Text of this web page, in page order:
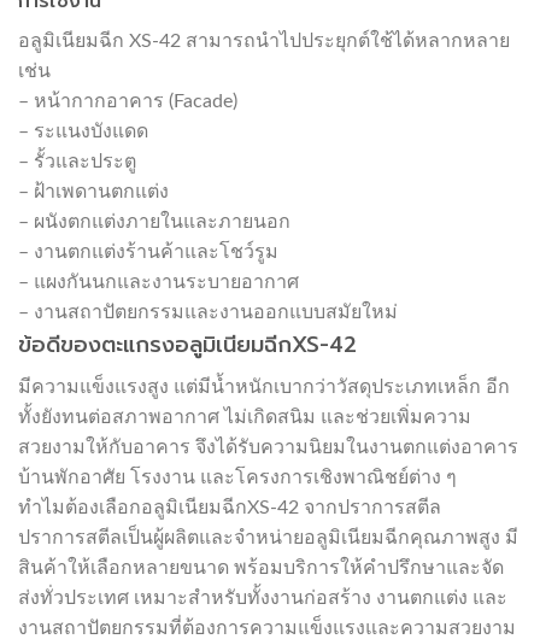
อลูมิเนียมฉีก XS-42 สามารถนำไปประยุกต์ใช้ได้หลากหลาย
เช่น
– หน้ากากอาคาร (Facade)
– ระแนงบังแดด
– รั้วและประตู
– ฝ้าเพดานตกแต่ง
– ผนังตกแต่งภายในและภายนอก
– งานตกแต่งร้านค้าและโชว์รูม
– แผงกันนกและงานระบายอากาศ
– งานสถาปัตยกรรมและงานออกแบบสมัยใหม่
ข้อดีของตะแกรงอลูมิเนียมฉีกXS-42
มีความแข็งแรงสูง แต่มีน้ำหนักเบากว่าวัสดุประเภทเหล็ก อีก
ทั้งยังทนต่อสภาพอากาศ ไม่เกิดสนิม และช่วยเพิ่มความ
สวยงามให้กับอาคาร จึงได้รับความนิยมในงานตกแต่งอาคาร
บ้านพักอาศัย โรงงาน และโครงการเชิงพาณิชย์ต่าง ๆ
ทำไมต้องเลือกอลูมิเนียมฉีกXS-42 จากปราการสตีล
ปราการสตีลเป็นผู้ผลิตและจำหน่ายอลูมิเนียมฉีกคุณภาพสูง มี
สินค้าให้เลือกหลายขนาด พร้อมบริการให้คำปรึกษาและจัด
ส่งทั่วประเทศ เหมาะสำหรับทั้งงานก่อสร้าง งานตกแต่ง และ
งานสถาปัตยกรรมที่ต้องการความแข็งแรงและความสวยงาม